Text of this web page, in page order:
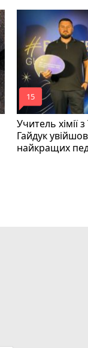
Учитель хімії
Гайдук
найкращих
mode_comment
15